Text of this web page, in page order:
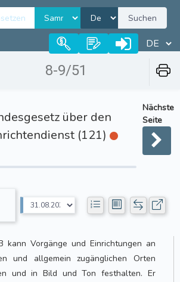
Suchen
8-9/51
über den
(121)
Nächste
Seite
kann Vorgänge und Einrichtungen an
und allgemein zugänglichen Orten
und in Bild und Ton festhalten. Er